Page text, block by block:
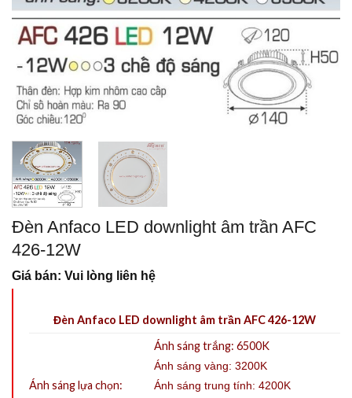
Đèn Anfaco LED downlight âm trần AFC
426-12W
Giá bán: Vui lòng liên hệ
Đèn Anfaco LED downlight âm trần AFC 426-12W
Ánh sáng lựa chọn:
Ánh sáng trắng: 6500K
Ánh sáng vàng: 3200K
Ánh sáng trung tính: 4200K